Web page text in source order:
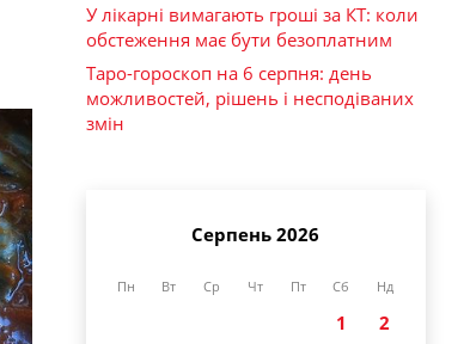
У лікарні вимагають гроші за КТ: коли
обстеження має бути безоплатним
Таро-гороскоп на 6 серпня: день
можливостей, рішень і несподіваних
змін
Серпень 2026
Пн Вт Ср Чт Пт Сб Нд
1
2